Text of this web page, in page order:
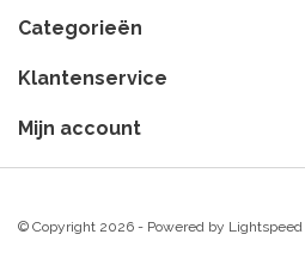
Categorieën
Klantenservice
Mijn account
© Copyright 2026 - Powered by Lightspeed